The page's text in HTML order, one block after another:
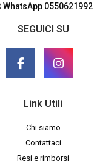
WhatsApp 0550621992
SEGUICI SU
Link Utili
Chi siamo
Contattaci
Resi e rimborsi